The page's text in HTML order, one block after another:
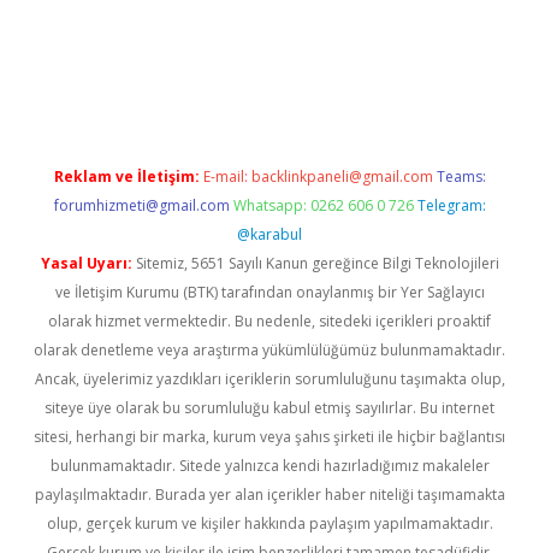
Reklam ve İletişim: E-mail: backlinkpaneli@gmail.com Teams:
forumhizmeti@gmail.com Whatsapp: 0262 606 0 726 Telegram:
@karabul
Yasal Uyarı: Sitemiz, 5651 Sayılı Kanun gereğince Bilgi Teknolojileri
ve İletişim Kurumu (BTK) tarafından onaylanmış bir Yer Sağlayıcı
olarak hizmet vermektedir. Bu nedenle, sitedeki içerikleri proaktif
olarak denetleme veya araştırma yükümlülüğümüz bulunmamaktadır.
Ancak, üyelerimiz yazdıkları içeriklerin sorumluluğunu taşımakta olup,
siteye üye olarak bu sorumluluğu kabul etmiş sayılırlar. Bu internet
sitesi, herhangi bir marka, kurum veya şahıs şirketi ile hiçbir bağlantısı
bulunmamaktadır. Sitede yalnızca kendi hazırladığımız makaleler
paylaşılmaktadır. Burada yer alan içerikler haber niteliği taşımamakta
olup, gerçek kurum ve kişiler hakkında paylaşım yapılmamaktadır.